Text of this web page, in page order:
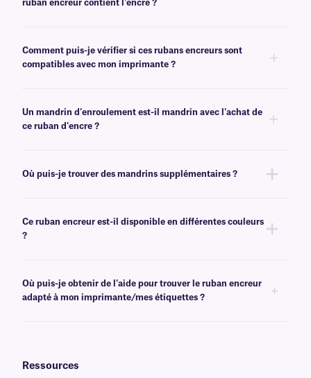
ruban encreur contient l'encre ?
mat. Le côté le plus terne est celui qui contient l'encre.
Comment puis-je vérifier si ces rubans encreurs sont
compatibles avec mon imprimante ?
modèle d'imprimante approprié et vérifier la compatibilité du ruban.
Un mandrin d'enroulement est-il mandrin avec l'achat de
ce ruban d'encre ?
vide, cliquezici.
Où puis-je trouver des mandrins supplémentaires ?
Ce ruban encreur est-il disponible en différentes couleurs
?
d'assistance technique.
Où puis-je obtenir de l'aide pour trouver le ruban encreur
adapté à mon imprimante/mes étiquettes ?
Ressources